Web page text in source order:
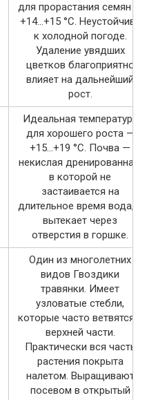
для прорастания семян —
+14…+15 °C. Неустойчива
к холодной погоде.
Удаление увядших
цветков благоприятно
влияет на дальнейший
рост.
Идеальная температура
для хорошего роста —
+15…+19 °C. Почва —
некислая дренированная,
в которой не
застаивается на
длительное время вода, а
вытекает через
отверстия в горшке.
Один из многолетних
видов Гвоздики
травянки. Имеет
узловатые стебли,
которые часто ветвятся в
верхней части.
Практически вся часть
растения покрыта
налетом. Выращивают
посевом в открытый